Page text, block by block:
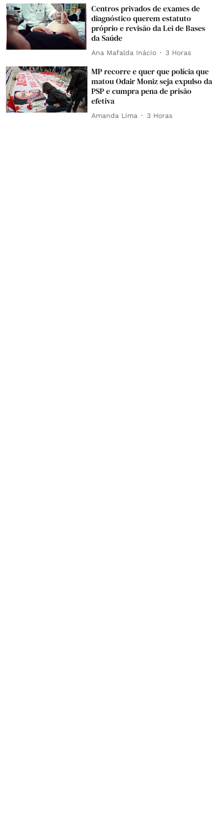
Centros privados de exames de
diagnóstico querem estatuto
próprio e revisão da Lei de Bases
da Saúde
Ana Mafalda Inácio 3 Horas
MP recorre e quer que polícia que
matou Odair Moniz seja expulso da
PSP e cumpra pena de prisão
efetiva
Amanda Lima 3 Horas